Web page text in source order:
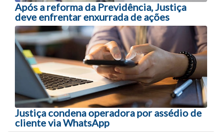
Após a reforma da Previdência, Justiça
deve enfrentar enxurrada de ações
Justiça condena operadora por assédio de
cliente via WhatsApp